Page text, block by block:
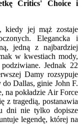
Critics' Choice i
kiedy jej mąż zostaje
Elegancka i
jedną z najbardziej
w kwestiach mody,
Jednak 22
Damy rozsypuje
Dallas, ginie John F.
na pokładzie Air Force
z tragedią, postanawia
dni nie tylko dopisze
legendę, której na